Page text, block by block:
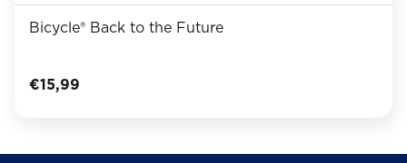
Bicycle® Back to the Future
€15,99